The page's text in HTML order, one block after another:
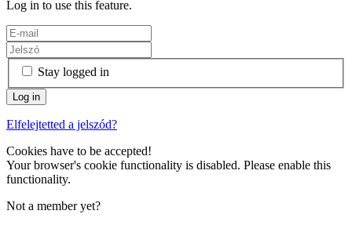
Log in to use this feature.
Stay logged in
Elfelejtetted a jelszód?
Cookies have to be accepted!
Your browser's cookie functionality is disabled. Please enable this
functionality.
Not a member yet?